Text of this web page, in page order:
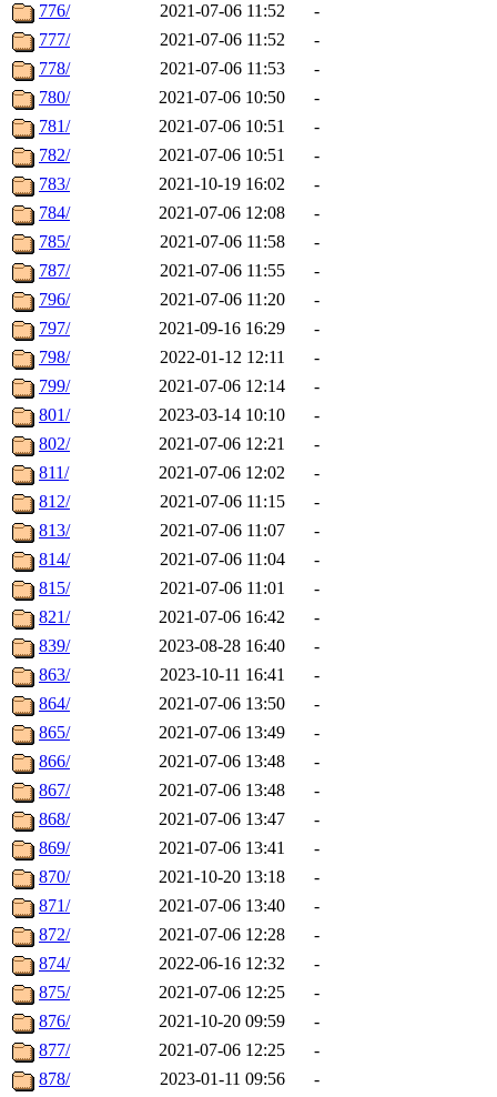
776/
2021-07-06 11:52
-
777/
2021-07-06 11:52
-
778/
2021-07-06 11:53
-
780/
2021-07-06 10:50
-
781/
2021-07-06 10:51
-
782/
2021-07-06 10:51
-
783/
2021-10-19 16:02
-
784/
2021-07-06 12:08
-
785/
2021-07-06 11:58
-
787/
2021-07-06 11:55
-
796/
2021-07-06 11:20
-
797/
2021-09-16 16:29
-
798/
2022-01-12 12:11
-
799/
2021-07-06 12:14
-
801/
2023-03-14 10:10
-
802/
2021-07-06 12:21
-
811/
2021-07-06 12:02
-
812/
2021-07-06 11:15
-
813/
2021-07-06 11:07
-
814/
2021-07-06 11:04
-
815/
2021-07-06 11:01
-
821/
2021-07-06 16:42
-
839/
2023-08-28 16:40
-
863/
2023-10-11 16:41
-
864/
2021-07-06 13:50
-
865/
2021-07-06 13:49
-
866/
2021-07-06 13:48
-
867/
2021-07-06 13:48
-
868/
2021-07-06 13:47
-
869/
2021-07-06 13:41
-
870/
2021-10-20 13:18
-
871/
2021-07-06 13:40
-
872/
2021-07-06 12:28
-
874/
2022-06-16 12:32
-
875/
2021-07-06 12:25
-
876/
2021-10-20 09:59
-
877/
2021-07-06 12:25
-
878/
2023-01-11 09:56
-